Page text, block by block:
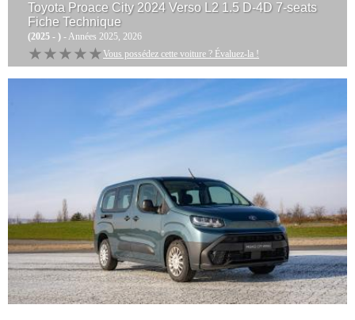
Toyota Proace City 2024 Verso L2 1.5 D-4D 7-seats
Fiche Technique
(2025 - ) - Années 2025, 2026
★★★★★
★★★★★ Vous possédez cette voiture ? Évaluez-la !